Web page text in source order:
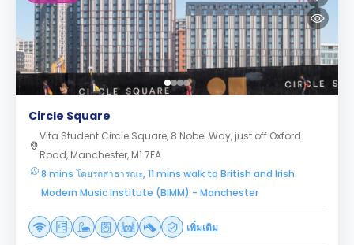
Circle Square
Vita Student Circle Square, 8 Nobel Way, just off Oxford
Road, Manchester, M1 7FA
8 mins โดยรถสาธารณะ, 11 mins walk to British and Irish
Modern Music Institute (BIMM) - Manchester
เพิ่มเติม